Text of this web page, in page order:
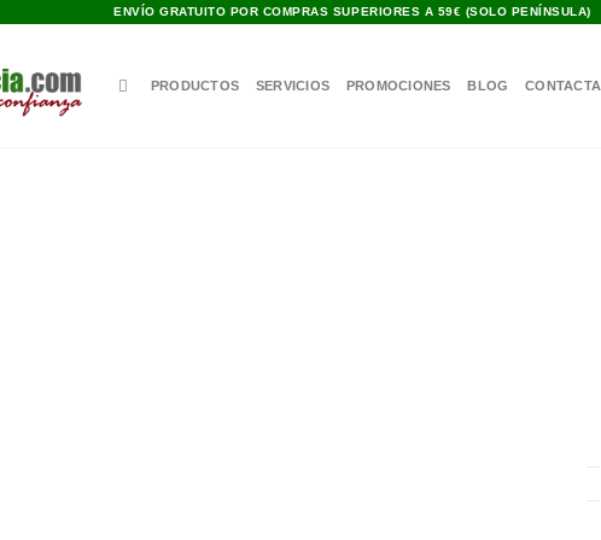
ENVÍO GRATUITO POR COMPRAS SUPERIORES A 59€ (SOLO PENÍNSULA)
PRODUCTOS SERVICIOS PROMOCIONES BLOG CONTACTA